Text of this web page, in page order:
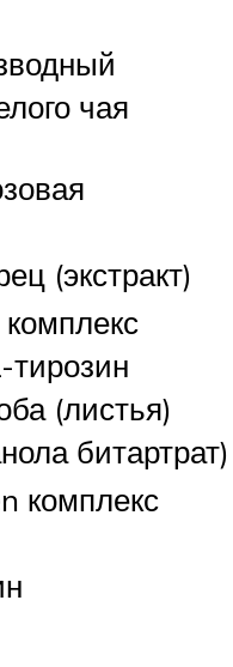
чая
(экстракт)
тирозин
(листья)
битартрат)
комплекс